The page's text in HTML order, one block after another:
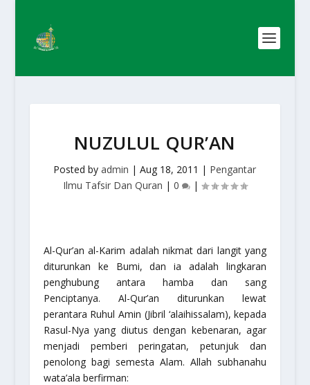
NUZULUL QUR’AN
Posted byadmin |Aug 18, 2011 | Pengantar
Ilmu Tafsir Dan Quran | 0 |
Al-Qur’an al-Karim adalah nikmat dari langit yang
diturunkan ke Bumi, dan ia adalah lingkaran
penghubung antara hamba dan sang
Penciptanya. Al-Qur’an diturunkan lewat
perantara Ruhul Amin (Jibril ‘alaihissalam), kepada
Rasul-Nya yang diutus dengan kebenaran, agar
menjadi pemberi peringatan, petunjuk dan
penolong bagi semesta Alam. Allah subhanahu
wata’ala berfirman: